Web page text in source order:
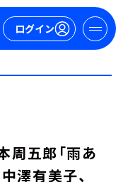
ログイン
周五郎「雨あ
澤有美子、